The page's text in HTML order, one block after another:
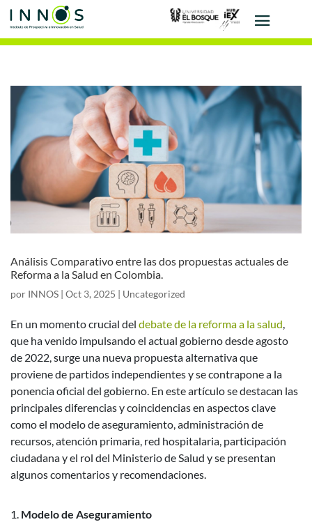
Análisis Comparativo entre las dos propuestas actuales de
Reforma a la Salud en Colombia.
por INNOS Oct 3, 2025 Uncategorized
En un momento crucial del debate de la reforma a la salud,
que ha venido impulsando el actual gobierno desde agosto
de 2022, surge una nueva propuesta alternativa que
proviene de partidos independientes y se contrapone a la
ponencia oficial del gobierno. En este artículo se destacan las
principales diferencias y coincidencias en aspectos clave
como el modelo de aseguramiento, administración de
recursos, atención primaria, red hospitalaria, participación
ciudadana y el rol del Ministerio de Salud y se presentan
algunos comentarios y recomendaciones.
Modelo de Aseguramiento